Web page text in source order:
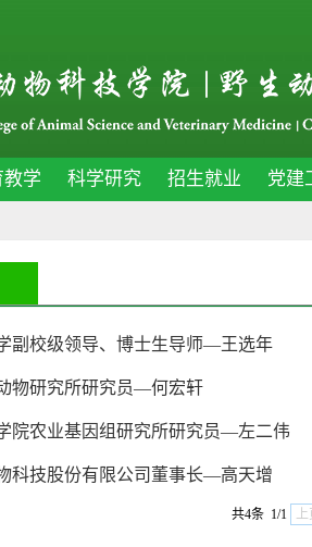
学 科学研究 招生就业 党建
副校级领导、博士生导师—王选年
物研究所研究员—何宏轩
院农业基因组研究所研究员—左二伟
科技股份有限公司董事长—高天增
共4条 1/1 上